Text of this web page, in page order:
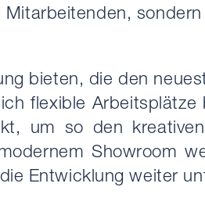
bieten, die den
flexible
um so den
Showroom
Entwicklung weiter